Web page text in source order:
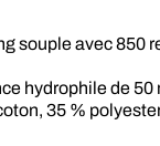
souple avec 850
hydrophile de 50
35 %